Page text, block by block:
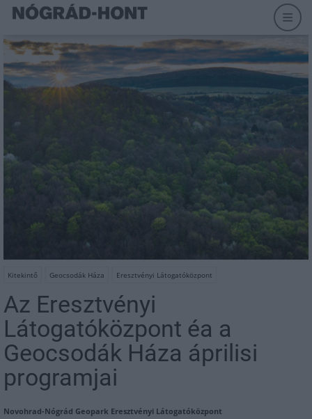
Kitekintő Geocsodák Háza Eresztvényi Látogatóközpont
Az Eresztvényi
Látogatóközpont éa a
Geocsodák Háza áprilisi
programjai
Novohrad-Nógrád Geopark Eresztvényi Látogatóközpont